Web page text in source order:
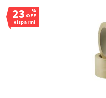
23 %
OFF
Risparmi
€0,30